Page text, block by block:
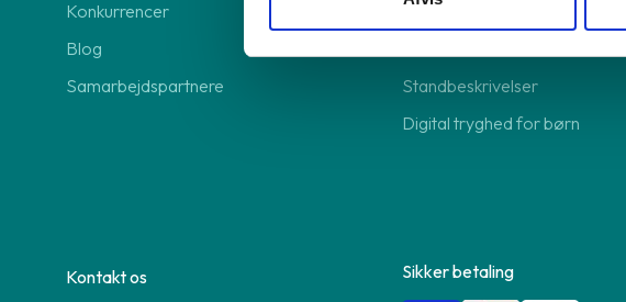
Konkurrencer
Blog
Samarbejdspartnere
Support
Standbeskrivelser
Digital tryghed for børn
Kontakt os
Sikker betaling